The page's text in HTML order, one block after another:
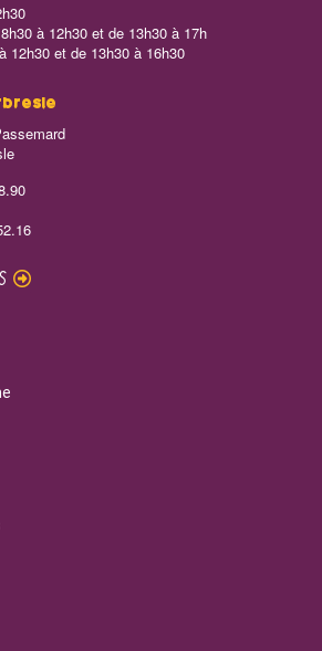
à 12h30 et de 13h30 à 17h
12h30 et de 13h30 à 16h30